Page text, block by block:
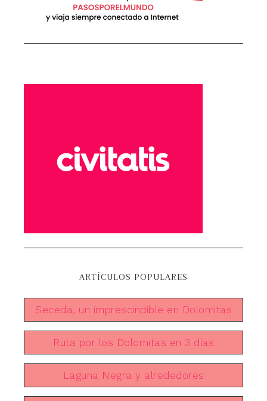
ARTÍCULOS POPULARES
Seceda, un imprescindible en Dolomitas
Ruta por los Dolomitas en 3 días
Laguna Negra y alrededores